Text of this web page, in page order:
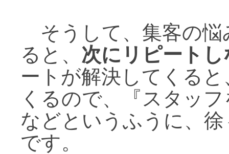
そうして、集客の悩
ると、 次にリピート
ートが解決してくる
くるので、『スタッ
などというふうに、
です。